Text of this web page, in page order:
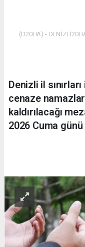
(D20HA) -
Denizli il
cenaze
kaldırılacağı
2026 Cuma